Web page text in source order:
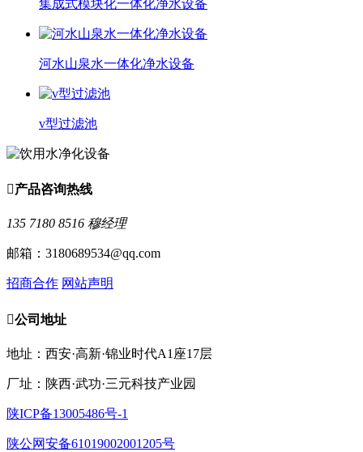
集成式模块化一体化净水设备
河水山泉水一体化净水设备
v型过滤池
产品咨询热线
135 7180 8516 穆经理
邮箱：3180689534@qq.com
招商合作 网站声明
公司地址
地址：西安·高新·锦业时代A1座17层
厂址：陕西·武功·三元科技产业园
陕ICP备13005486号-1
陕公网安备61019002001205号